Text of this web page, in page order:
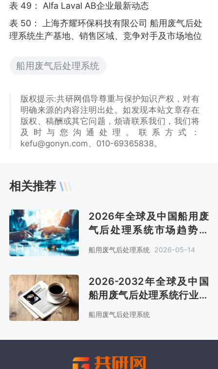
表 49： Alfa Laval AB企业最新动态
表 50： 上海齐耀环保科技有限公司 船用废气后处
理系统生产基地、销售区域、竞争对手及市场地位
船用废气后处理系统
版权提示:共研网倡导尊重与保护知识产权，对有
明确来源的内容注明出处。如发现本站文章存在
版权、稿酬或其它问题，烦请联系我们，我们将
及时与您沟通处理。联系方式：
kefu@gonyn.com、010-69365838。
相关推荐
2026年全球及中国船用废
气后处理系统市场趋势分
美元[图]
船用废气后处理系统 2026-05-14
2026-2032年全球及中国
船用废气后处理系统行业深
度调查与投资潜力分析报告
船用废气后处理系统